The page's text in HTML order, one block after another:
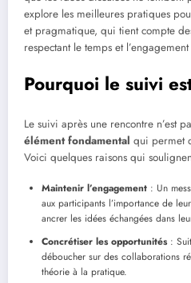
explore les meilleures pratiques
et pragmatique, qui tient compte
respectant le temps et
Pourquoi le suivi
Le suivi après une rencontre n’est
élément fondamental qui permet
Voici quelques raisons qui
Maintenir l’engagement : Un
aux participants l’importance de
ancrer les idées échangées dans
Concrétiser les opportunités:
déboucher sur des collaborations
théorie à la pratique.